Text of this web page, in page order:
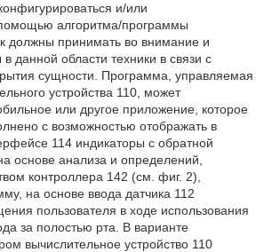
и/или
алгоритма/программы
должны принимать во внимание и
данной области техники в связи с
сущности. Программа, управляемая
устройства 110, может
или другое приложение, которое
с возможностью отображать в
114 индикаторы с обратной
основе анализа и определений,
контроллера 142 (см. фиг. 2),
на основе ввода датчика 112
пользователя в ходе использования
за полостью рта. В варианте
вычислительное устройство 110